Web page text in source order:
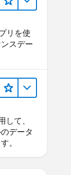
リを使
スデー
て、
データ
。